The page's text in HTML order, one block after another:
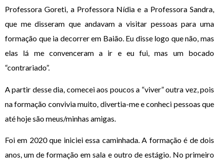
Professora Goreti, a Professora Nídia e a Professora Sandra,
que me disseram que andavam a visitar pessoas para uma
formação que ia decorrer em Baião. Eu disse logo que não, mas
elas lá me convenceram a ir e eu fui, mas um bocado
“contrariado”.
A partir desse dia, comecei aos poucos a “viver” outra vez, pois
na formação convivia muito, divertia-me e conheci pessoas que
até hoje são meus/minhas amigas.
Foi em 2020 que iniciei essa caminhada. A formação é de dois
anos, um de formação em sala e outro de estágio. No primeiro